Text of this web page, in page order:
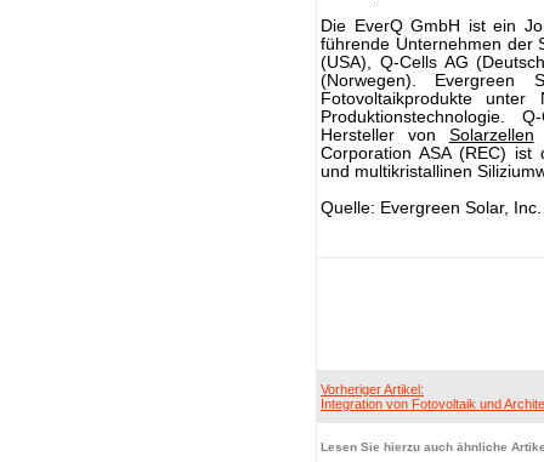
Die EverQ GmbH ist ein
führende Unternehmen der
(USA), Q-Cells AG
(Norwegen). Evergreen
Fotovoltaikprodukte
Produktionstechnologie.
Hersteller von Solarzellen
Corporation ASA (REC) ist
und multikristallinen
Quelle: Evergreen Solar, Inc.
Vorheriger Artikel:
Integration von Fotovoltaik und
Lesen Sie hierzu auch ähnliche